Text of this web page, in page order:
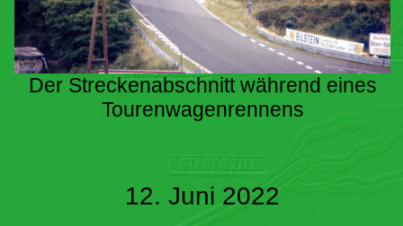
Der Streckenabschnitt während eines
Tourenwagenrennens
12. Juni 2022